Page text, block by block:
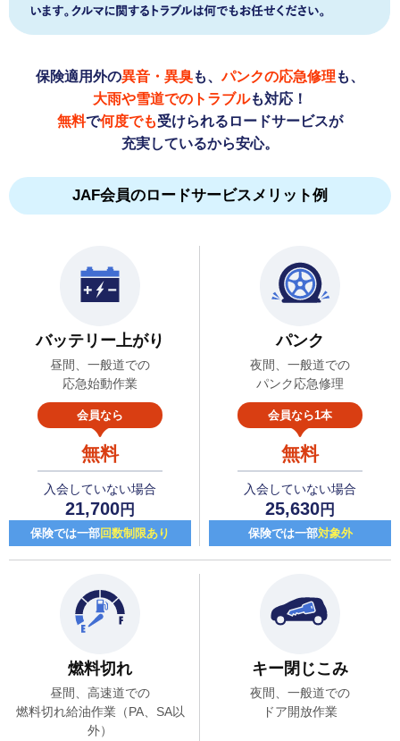
保険適用外の異音・異臭も、パンクの応急修理 も、
大雨や雪道でのトラブルも対応！
無料で何度でも受けられるロードサービスが
充実しているから安心。
JAF会員のロードサービスメリット例
バッテリー上がり
昼間、一般道での
応急始動作業
会員なら
無料
入会していない場合
21,700円
保険では一部回数制限あり
パンク
夜間、一般道での
パンク応急修理
会員なら1本
無料
入会していない場合
25,630円
保険では一部対象外
燃料切れ
昼間、高速道での
燃料切れ給油作業（PA、SA以
外）
キー閉じこみ
夜間、一般道での
ドア開放作業